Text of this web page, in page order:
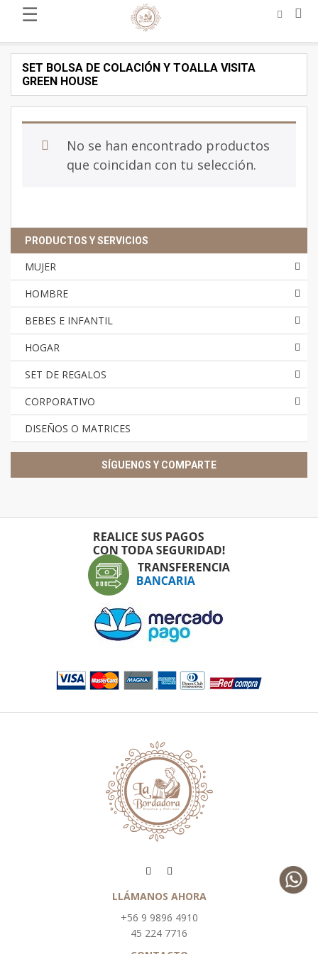
☰
SET BOLSA DE COLACIÓN Y TOALLA VISITA
GREEN HOUSE
No se han encontrado productos
que coincidan con tu selección.
PRODUCTOS Y SERVICIOS
MUJER
HOMBRE
BEBES E INFANTIL
HOGAR
SET DE REGALOS
CORPORATIVO
DISEÑOS O MATRICES
SÍGUENOS Y COMPARTE
LLÁMANOS AHORA
+56 9 9896 4910
45 224 7716